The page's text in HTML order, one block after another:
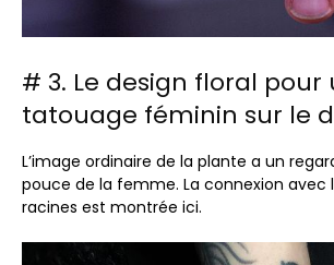
# 3. Le design floral pour
tatouage féminin sur le
L’image ordinaire de la plante a un
pouce de la femme. La connexion avec
racines est montrée ici.